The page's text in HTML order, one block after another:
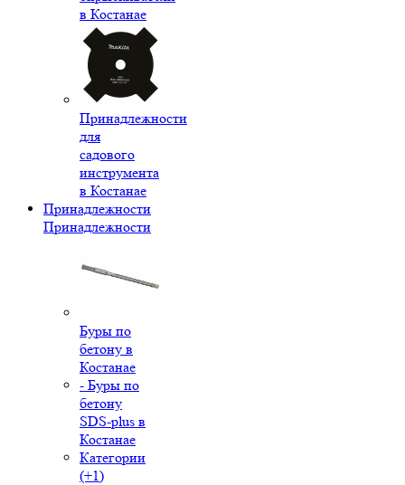
в Костанае
Принадлежности
для
садового
инструмента
в Костанае
Принадлежности
Принадлежности
Буры по
бетону в
Костанае
- Буры по
бетону
SDS-plus в
Костанае
Категории
(+1)